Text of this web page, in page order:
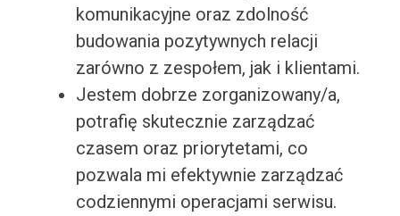
komunikacyjne oraz zdolność
budowania pozytywnych relacji
zarówno z zespołem, jak i klientami.
Jestem dobrze zorganizowany/a,
potrafię skutecznie zarządzać
czasem oraz priorytetami, co
pozwala mi efektywnie zarządzać
codziennymi operacjami serwisu.